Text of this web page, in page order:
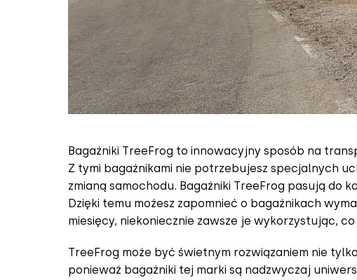
Bagażniki TreeFrog to innowacyjny sposób na
Z tymi bagażnikami nie potrzebujesz specjalnych
zmianą samochodu. Bagażniki TreeFrog pasują do
Dzięki temu możesz zapomnieć o bagażnikach
miesięcy, niekoniecznie zawsze je wykorzystując,
TreeFrog może być świetnym rozwiązaniem nie
ponieważ bagażniki tej marki są nadzwyczaj